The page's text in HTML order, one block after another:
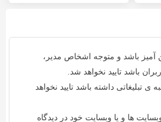
آمیز باشد و متوجه اشخاص مدیر،
باشد تایید نخواهد شد.
ی تبلیغاتی داشته باشد تایید نخواهد
ها و یا وبسایت خود در دیدگاه